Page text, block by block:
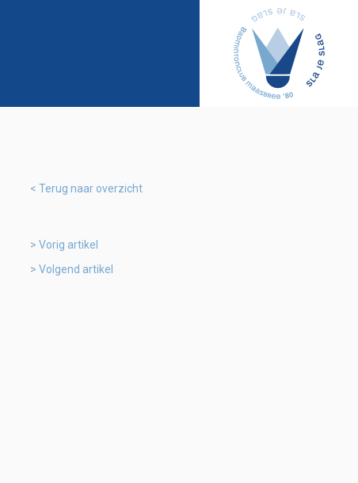
Terug naar overzicht
Vorig artikel
Volgend artikel